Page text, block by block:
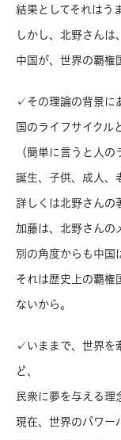
結果としてそれはう
しかし、北野さんは
中国が、世界の覇権
✓その理論の背景に
国のライフサイクル
（簡単に言うと人の
誕生、子供、成人、
詳しくは北野さんの
加藤は、北野さんの
別の角度からも中国
それは歴史上の覇権
ないから。
✓いままで、世界を
ど、
民衆に夢を与える理
現在、世界のパワー